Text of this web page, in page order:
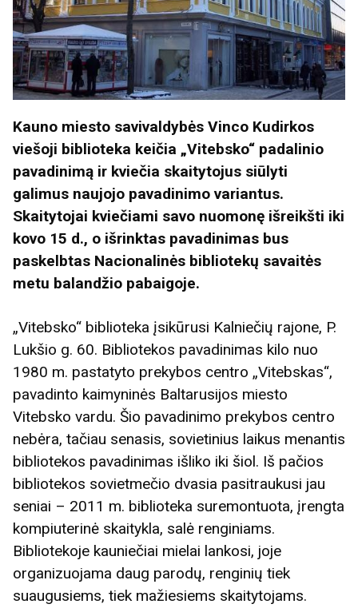
Kauno miesto savivaldybės Vinco Kudirkos
viešoji biblioteka keičia „Vitebsko“ padalinio
pavadinimą ir kviečia skaitytojus siūlyti
galimus naujojo pavadinimo variantus.
Skaitytojai kviečiami savo nuomonę išreikšti iki
kovo 15 d., o išrinktas pavadinimas bus
paskelbtas Nacionalinės bibliotekų savaitės
metu balandžio pabaigoje.
„Vitebsko“ biblioteka įsikūrusi Kalniečių rajone, P.
Lukšio g. 60. Bibliotekos pavadinimas kilo nuo
1980 m. pastatyto prekybos centro „Vitebskas“,
pavadinto kaimyninės Baltarusijos miesto
Vitebsko vardu. Šio pavadinimo prekybos centro
nebėra, tačiau senasis, sovietinius laikus menantis
bibliotekos pavadinimas išliko iki šiol. Iš pačios
bibliotekos sovietmečio dvasia pasitraukusi jau
seniai – 2011 m. biblioteka suremontuota, įrengta
kompiuterinė skaitykla, salė renginiams.
Bibliotekoje kauniečiai mielai lankosi, joje
organizuojama daug parodų, renginių tiek
suaugusiems, tiek mažiesiems skaitytojams.